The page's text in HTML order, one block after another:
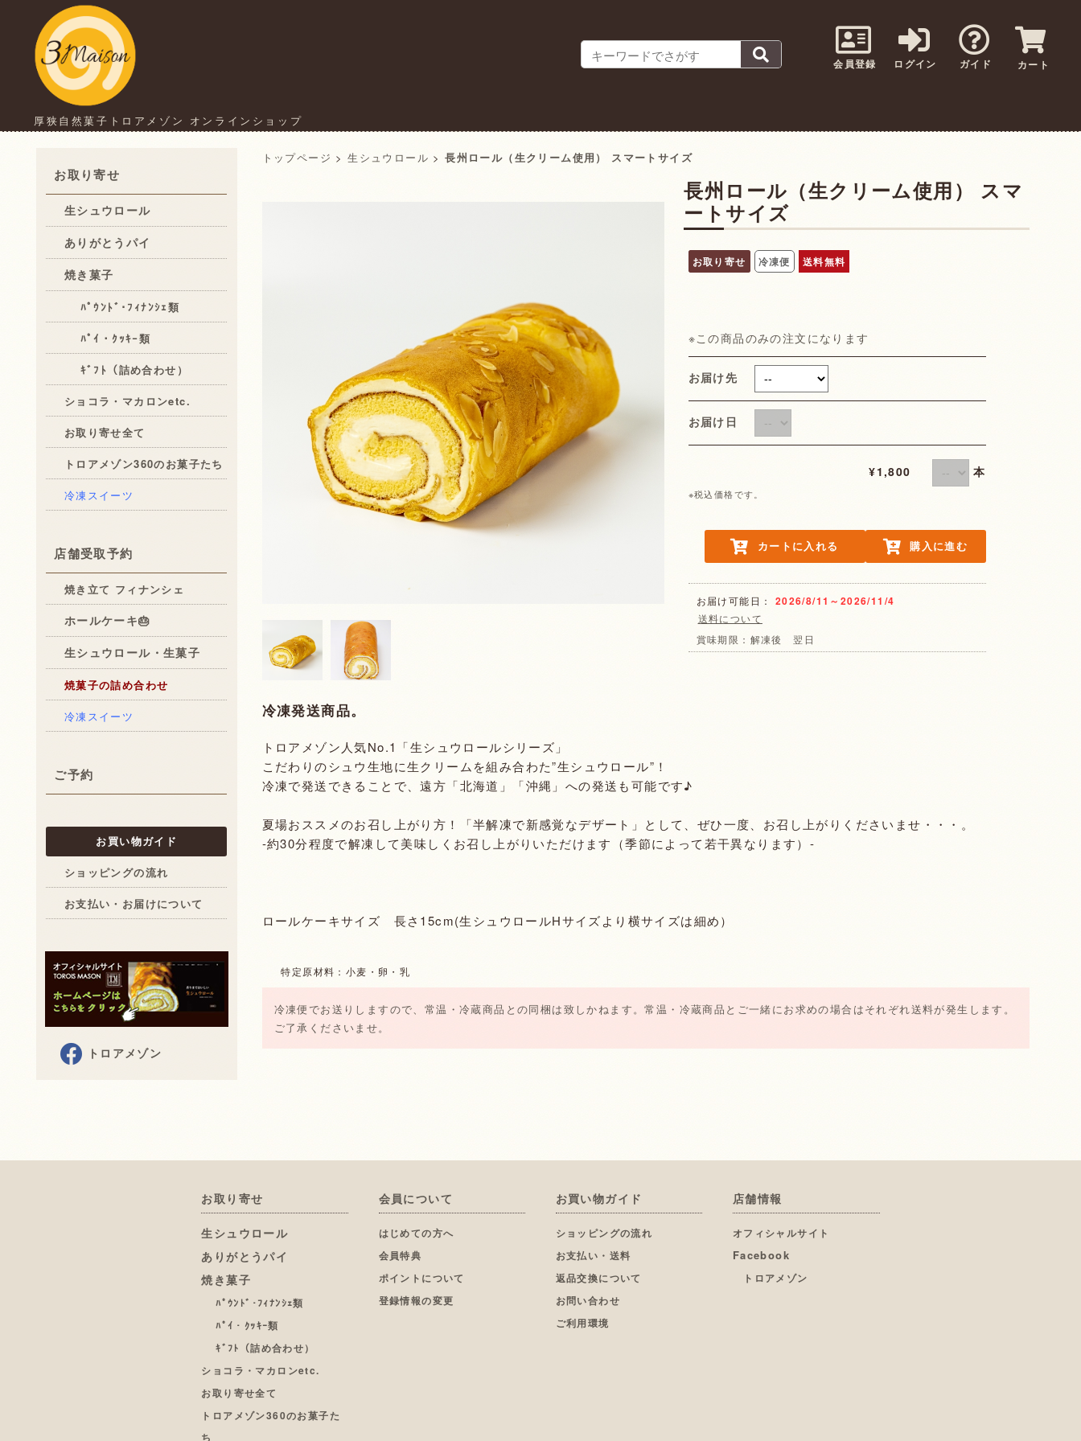
会員登録 ログイン ガイド カート
厚狭自然菓子トロアメゾン オンラインショップ
お取り寄せ
生シュウロール
ありがとうパイ
焼き菓子
ﾊﾟｳﾝﾄﾞ･ﾌｨﾅﾝｼｪ類
ﾊﾟｲ・ｸｯｷｰ類
ｷﾞﾌﾄ（詰め合わせ）
ショコラ・マカロンetc.
お取り寄せ全て
トロアメゾン360のお菓子たち
冷凍スイーツ
店舗受取予約
焼き立て フィナンシェ
ホールケーキ🎂
生シュウロール・生菓子
焼菓子の詰め合わせ
冷凍スイーツ
ご予約
お買い物ガイド
ショッピングの流れ
お支払い・お届けについて
トロアメゾン
トップページ >生シュウロール >長州ロール（生クリーム使用） スマートサイズ
長州ロール（生クリーム使用） スマ
ートサイズ
お取り寄せ 冷凍便 送料無料
※この商品のみの注文になります
お届け先
お届け日
¥1,800 本
※税込価格です。
カートに入れる 購入に進む
お届け可能日： 2026/8/11～2026/11/4
送料について
賞味期限：解凍後 翌日
冷凍発送商品。
トロアメゾン人気No.1「生シュウロールシリーズ」
こだわりのシュウ生地に生クリームを組み合わた”生シュウロール”！
冷凍で発送できることで、遠方「北海道」「沖縄」への発送も可能です♪
夏場おススメのお召し上がり方！「半解凍で新感覚なデザート」として、ぜひ一度、お召し上がりくださいませ・・・。
-約30分程度で解凍して美味しくお召し上がりいただけます（季節によって若干異なります）-
ロールケーキサイズ 長さ15cm(生シュウロールHサイズより横サイズは細め）
特定原材料：小麦・卵・乳
冷凍便でお送りしますので、常温・冷蔵商品との同梱は致しかねます。常温・冷蔵商品とご一緒にお求めの場合はそれぞれ送料が発生します。
ご了承くださいませ。
お取り寄せ
生シュウロール
ありがとうパイ
焼き菓子
ﾊﾟｳﾝﾄﾞ･ﾌｨﾅﾝｼｪ類
ﾊﾟｲ・ｸｯｷｰ類
ｷﾞﾌﾄ（詰め合わせ）
ショコラ・マカロンetc.
お取り寄せ全て
トロアメゾン360のお菓子た
ち
会員について
はじめての方へ
会員特典
ポイントについて
登録情報の変更
お買い物ガイド
ショッピングの流れ
お支払い・送料
返品交換について
お問い合わせ
ご利用環境
店舗情報
オフィシャルサイト
Facebook
トロアメゾン